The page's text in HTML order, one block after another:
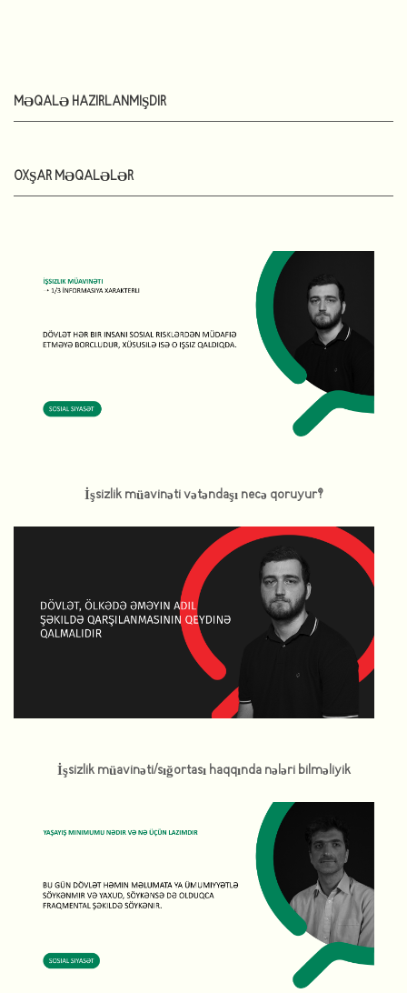
MƏQALƏ HAZIRLANMIŞDIR
OXŞAR MƏQALƏLƏR
İşsizlik müavinəti vətəndaşı necə qoruyur?
İşsizlik müavinəti/sığortası haqqında nələri bilməliyik